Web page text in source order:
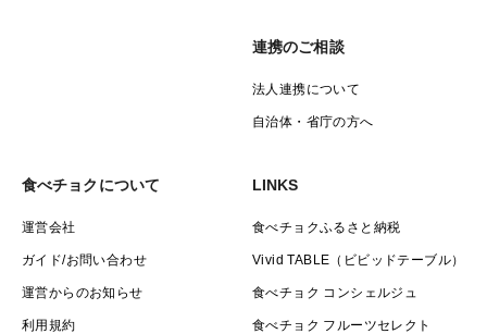
連携のご相談
法人連携について
自治体・省庁の方へ
食べチョクについて
運営会社
ガイド/お問い合わせ
運営からのお知らせ
利用規約
LINKS
食べチョクふるさと納税
Vivid TABLE（ビビッドテーブル）
食べチョク コンシェルジュ
食べチョク フルーツセレクト